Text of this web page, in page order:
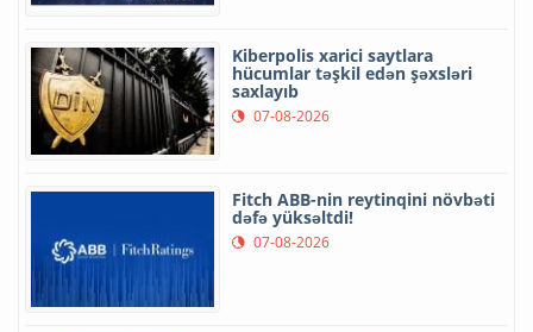
Kiberpolis xarici saytlara
hücumlar təşkil edən şəxsləri
saxlayıb
07-08-2026
Fitch ABB-nin reytinqini növbəti
dəfə yüksəltdi!
07-08-2026